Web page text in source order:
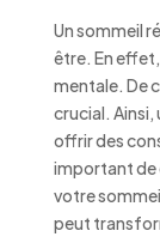
Un sommeil
être. En
mentale. De
crucial. Ainsi,
offrir des
important de
votre
peut